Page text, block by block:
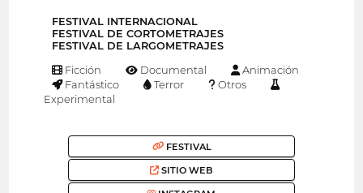
FESTIVAL INTERNACIONAL
FESTIVAL DE CORTOMETRAJES
FESTIVAL DE LARGOMETRAJES
Ficción Documental
Animación
Fantástico
Terror
Otros
Experimental
FESTIVAL
SITIO WEB